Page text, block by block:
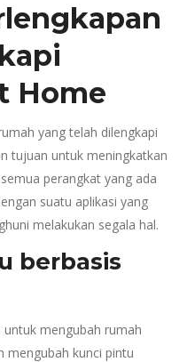
Home
yang telah dilengkapi
tujuan untuk meningkatkan
perangkat yang ada
suatu aplikasi yang
melakukan segala hal.
berbasis
untuk mengubah rumah
mengubah kunci pintu